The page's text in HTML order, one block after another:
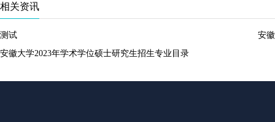
相关资讯
测试
安
安徽大学2023年学术学位硕士研究生招生专业目录